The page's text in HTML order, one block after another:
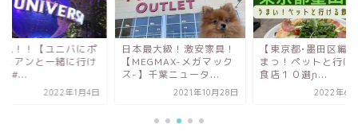
見！！【ユニバにポ
ニアンと一緒に行け
&#...
2022年1月4日
日本最大級！激安家具！
【MEGMAX-メガマック
ス-】千葉ニュータ...
2021年10月28日
【東京都•墨田区編
まっ！ペットと行け
食店１０選ɲ...
2022年6